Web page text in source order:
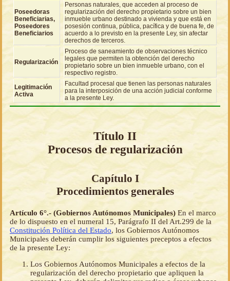
Poseedoras
Beneficiarias,
Poseedores
Beneficiarios
Personas naturales, que acceden al proceso de
regularización del derecho propietario sobre un bien
inmueble urbano destinado a vivienda y que está en
posesión continua, pública, pacífica y de buena fe, de
acuerdo a lo previsto en la presente Ley, sin afectar
derechos de terceros.
Regularización
Proceso de saneamiento de observaciones técnico
legales que permiten la obtención del derecho
propietario sobre un bien inmueble urbano, con el
respectivo registro.
Legitimación
Activa
Facultad procesal que tienen las personas naturales
para la interposición de una acción judicial conforme
a la presente Ley.
Título II
Procesos de regularización
Capítulo I
Procedimientos generales
Artículo 6°.- (Gobiernos Autónomos Municipales) En el marco
de lo dispuesto en el numeral 15, Parágrafo II del Art.299 de la
Constitución Política del Estado, los Gobiernos Autónomos
Municipales deberán cumplir los siguientes preceptos a efectos
de la presente Ley:
Los Gobiernos Autónomos Municipales a efectos de la
regularización del derecho propietario que apliquen la